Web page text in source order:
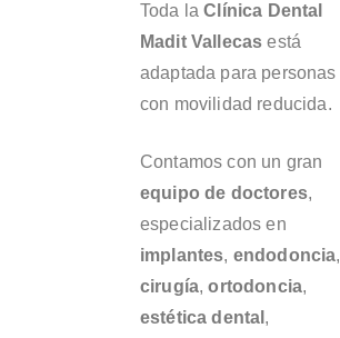
Toda laClínica Dental
Madit Vallecas está
adaptada para personas
con movilidad reducida.
Contamos con un gran
equipo de doctores,
especializados en
implantes, endodoncia,
cirugía,ortodoncia,
estética dental ,